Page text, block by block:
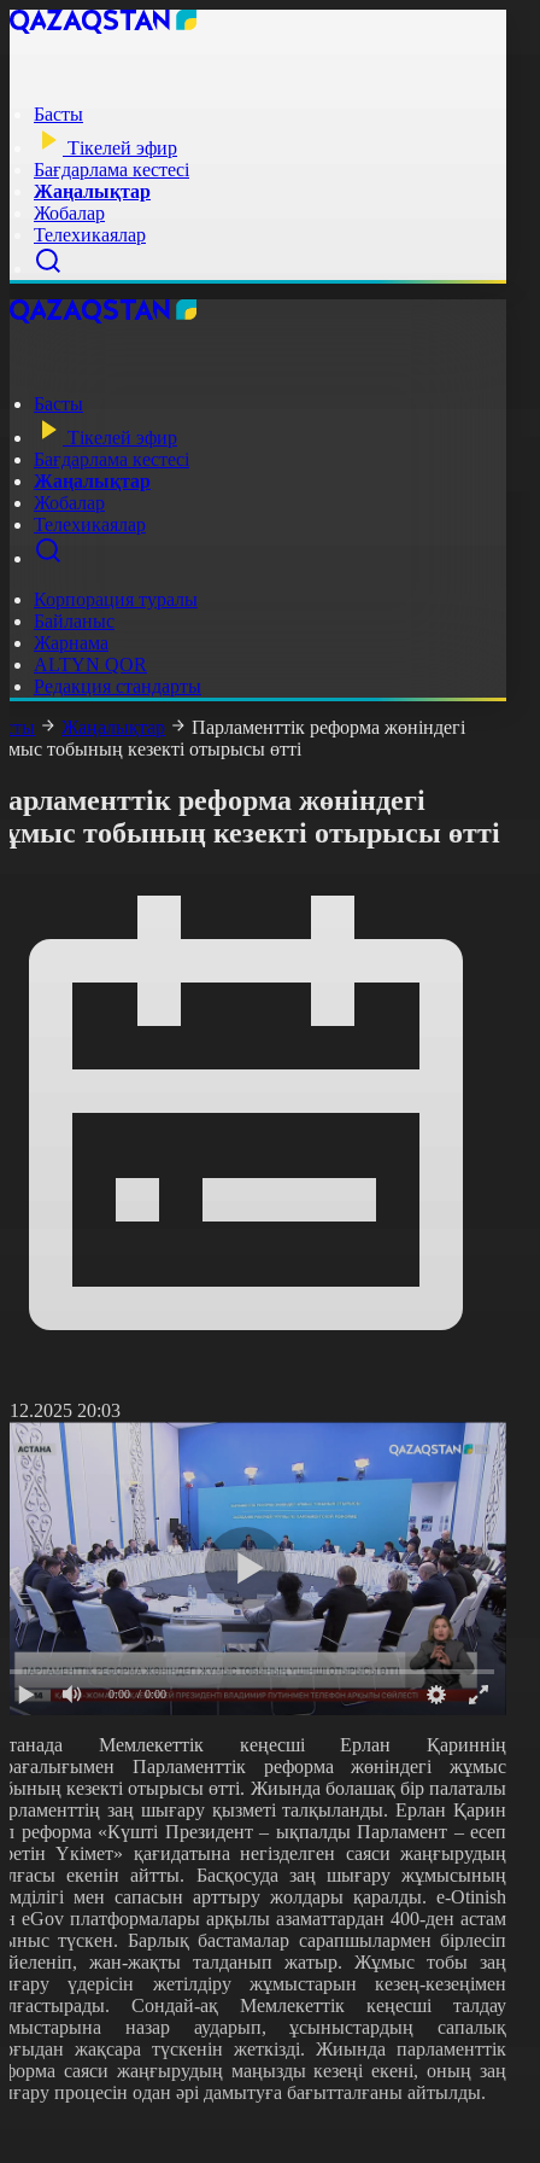
Басты
Тікелей эфир
Бағдарлама кестесі
Жаңалықтар
Жобалар
Телехикаялар
Басты
Тікелей эфир
Бағдарлама кестесі
Жаңалықтар
Жобалар
Телехикаялар
Корпорация туралы
Байланыс
Жарнама
ALTYN QOR
Редакция стандарты
Жаңалықтар
Парламенттік реформа жөніндегі
тобының кезекті отырысы өтті
реформа жөніндегі
тобының кезекті отырысы өтті
20:03
0:00 / 0:00
Мемлекеттік кеңесші Ерлан Қариннің
Парламенттік реформа жөніндегі жұмыс
кезекті отырысы өтті. Жиында болашақ бір палаталы
заң шығару қызметі талқыланды. Ерлан Қарин
реформа «Күшті Президент – ықпалды Парламент – есеп
Үкімет» қағидатына негізделген саяси жаңғырудың
екенін айтты. Басқосуда заң шығару жұмысының
мен сапасын арттыру жолдары қаралды. e-Otinish
eGov платформалары арқылы азаматтардан 400-ден астам
түскен. Барлық бастамалар сарапшылармен бірлесіп
жан-жақты талданып жатыр. Жұмыс тобы заң
үдерісін жетілдіру жұмыстарын кезең-кезеңімен
Сондай-ақ Мемлекеттік кеңесші талдау
назар аударып, ұсыныстардың сапалық
жақсара түскенін жеткізді. Жиында парламенттік
саяси жаңғырудың маңызды кезеңі екені, оның заң
процесін одан әрі дамытуға бағытталғаны айтылды.